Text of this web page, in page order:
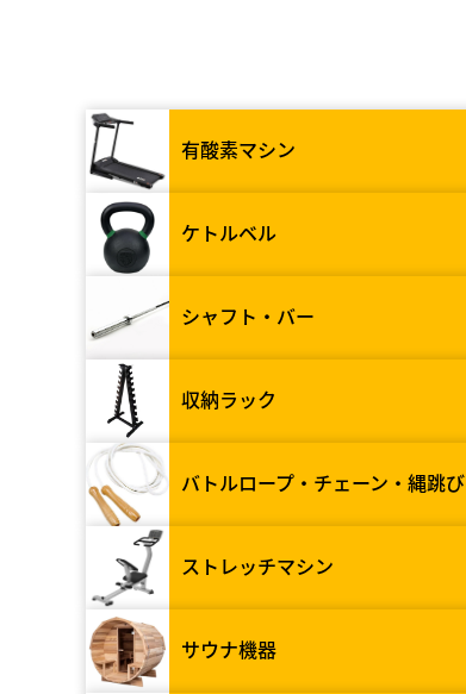
有酸素マシン
ケトルベル
シャフト・バー
収納ラック
バトルロープ・チェーン・縄跳び
ストレッチマシン
サウナ機器